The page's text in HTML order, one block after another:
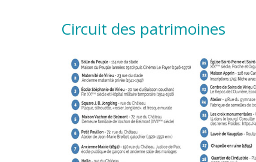
Circuit des patrimoines